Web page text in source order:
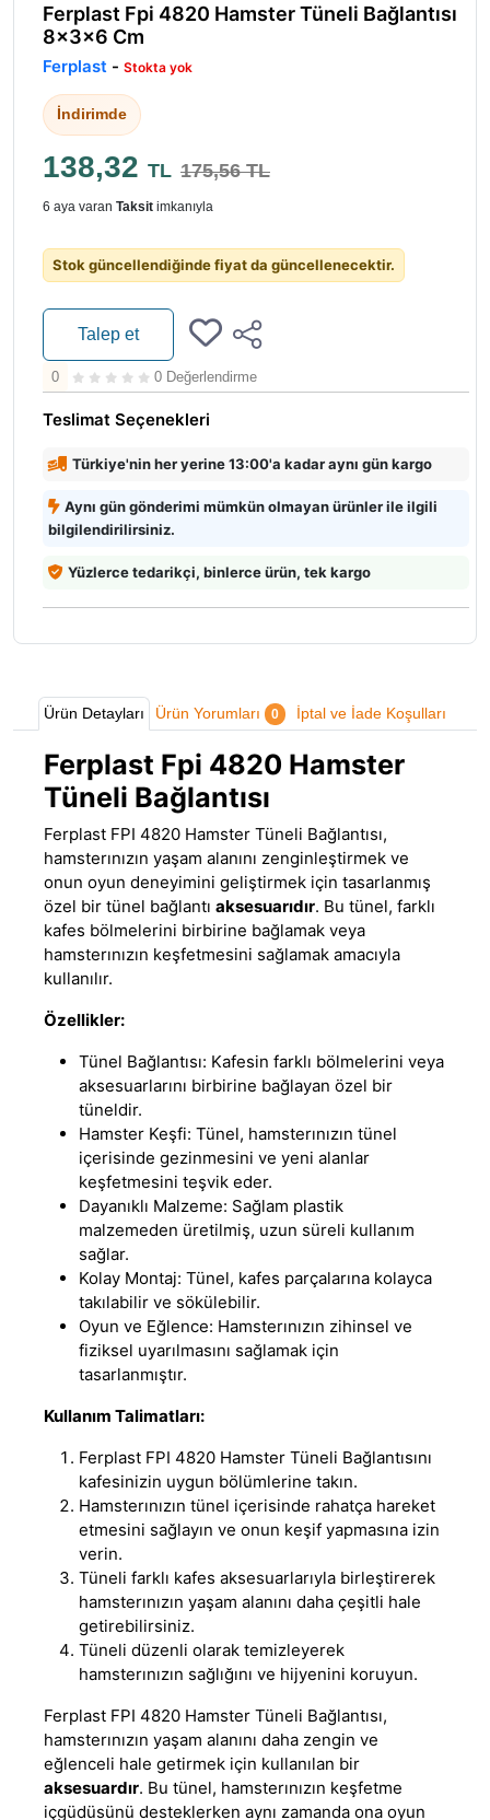
Ferplast Fpi 4820 Hamster Tüneli Bağlantısı
8x3x6 Cm
Ferplast - Stokta yok
İndirimde
138,32 TL 175,56 TL
6 aya varan Taksit imkanıyla
Stok güncellendiğinde fiyat da güncellenecektir.
Talep et
0 0 Değerlendirme
Teslimat Seçenekleri
Türkiye'nin her yerine 13:00'a kadar aynı gün kargo
Aynı gün gönderimi mümkün olmayan ürünler ile ilgili
bilgilendirilirsiniz.
Yüzlerce tedarikçi, binlerce ürün, tek kargo
Ürün Detayları Ürün Yorumları 0 İptal ve İade Koşulları
Ferplast Fpi 4820 Hamster
Tüneli Bağlantısı
Ferplast FPI 4820 Hamster Tüneli Bağlantısı,
hamsterınızın yaşam alanını zenginleştirmek ve
onun oyun deneyimini geliştirmek için tasarlanmış
özel bir tünel bağlantı aksesuarıdır. Bu tünel, farklı
kafes bölmelerini birbirine bağlamak veya
hamsterınızın keşfetmesini sağlamak amacıyla
kullanılır.
Özellikler:
Tünel Bağlantısı: Kafesin farklı bölmelerini veya
aksesuarlarını birbirine bağlayan özel bir
tüneldir.
Hamster Keşfi: Tünel, hamsterınızın tünel
içerisinde gezinmesini ve yeni alanlar
keşfetmesini teşvik eder.
Dayanıklı Malzeme: Sağlam plastik
malzemeden üretilmiş, uzun süreli kullanım
sağlar.
Kolay Montaj: Tünel, kafes parçalarına kolayca
takılabilir ve sökülebilir.
Oyun ve Eğlence: Hamsterınızın zihinsel ve
fiziksel uyarılmasını sağlamak için
tasarlanmıştır.
Kullanım Talimatları:
Ferplast FPI 4820 Hamster Tüneli Bağlantısını
kafesinizin uygun bölümlerine takın.
Hamsterınızın tünel içerisinde rahatça hareket
etmesini sağlayın ve onun keşif yapmasına izin
verin.
Tüneli farklı kafes aksesuarlarıyla birleştirerek
hamsterınızın yaşam alanını daha çeşitli hale
getirebilirsiniz.
Tüneli düzenli olarak temizleyerek
hamsterınızın sağlığını ve hijyenini koruyun.
Ferplast FPI 4820 Hamster Tüneli Bağlantısı,
hamsterınızın yaşam alanını daha zengin ve
eğlenceli hale getirmek için kullanılan bir
aksesuardır. Bu tünel, hamsterınızın keşfetme
içgüdüsünü desteklerken aynı zamanda ona oyun